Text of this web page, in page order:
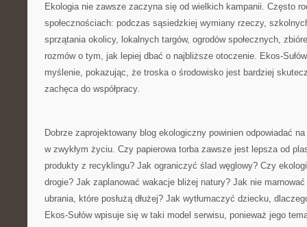
Ekologia nie zawsze zaczyna się od wielkich kampanii. Często
społecznościach: podczas sąsiedzkiej wymiany rzeczy,
sprzątania okolicy, lokalnych targów, ogrodów społecznych,
rozmów o tym, jak lepiej dbać o najbliższe otoczenie. Ekos-
myślenie, pokazując, że troska o środowisko jest bardziej
zachęca do współpracy.
Dobrze zaprojektowany blog ekologiczny powinien odpowiadać
w zwykłym życiu. Czy papierowa torba zawsze jest lepsza od
produkty z recyklingu? Jak ograniczyć ślad węglowy? Czy
drogie? Jak zaplanować wakacje bliżej natury? Jak nie
ubrania, które posłużą dłużej? Jak wytłumaczyć dziecku,
Ekos-Sułów wpisuje się w taki model serwisu, ponieważ jego